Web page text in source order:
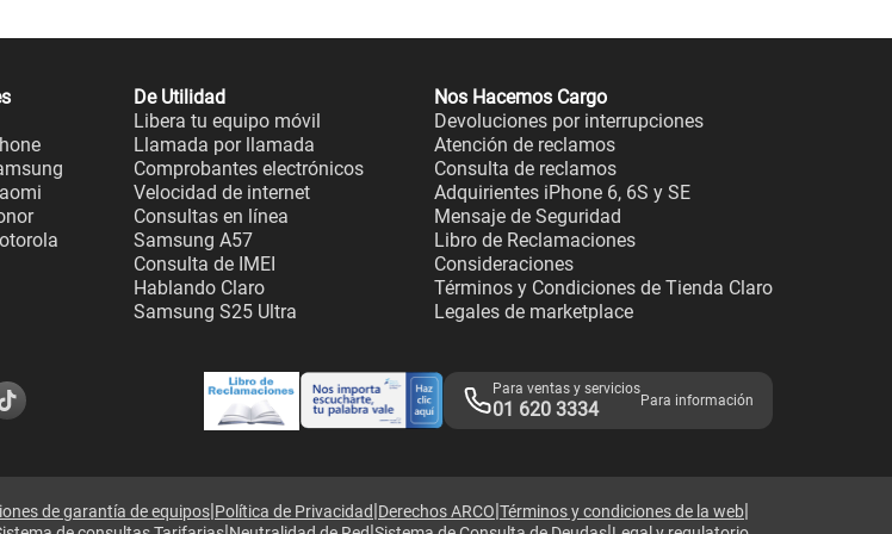
De Utilidad
Libera tu equipo móvil
Llamada por llamada
Comprobantes electrónicos
Velocidad de internet
Consultas en línea
Samsung A57
Consulta de IMEI
Hablando Claro
Samsung S25 Ultra
Nos Hacemos Cargo
Devoluciones por interrupciones
Atención de reclamos
Consulta de reclamos
Adquirientes iPhone 6, 6S y SE
Mensaje de Seguridad
Libro de Reclamaciones
Consideraciones
Términos y Condiciones de Tienda Claro
Legales de marketplace
Para ventas y servicios
01 620 3334 Para información
de garantía de equipos|Política de Privacidad|Derechos ARCO|Términos y condiciones de la web|